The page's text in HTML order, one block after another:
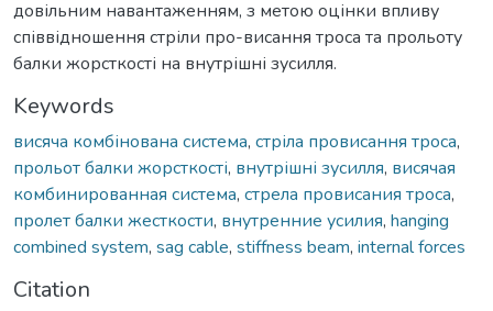
довільним навантаженням, з метою оцінки впливу
співвідношення стріли про-висання троса та прольоту
балки жорсткості на внутрішні зусилля.
Keywords
висяча комбінована система, стріла провисання троса,
прольот балки жорсткості, внутрішні зусилля, висячая
комбинированная система, стрела провисания троса,
пролет балки жесткости, внутренние усилия, hanging
combined system, sag cable, stiffness beam, internal forces
Citation